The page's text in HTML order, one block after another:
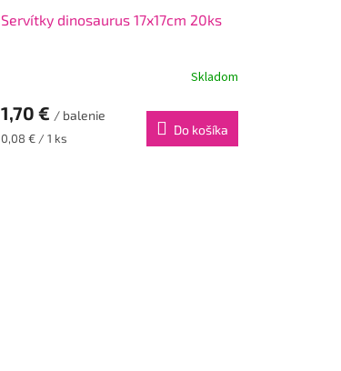
Servítky dinosaurus 17x17cm 20ks
Skladom
1,70 € / balenie
Jednotková
0,08 € / 1 ks
Do košíka